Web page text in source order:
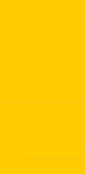
—